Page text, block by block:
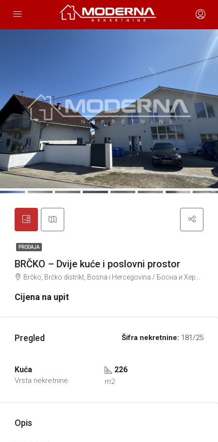
PRODAJA
BRČKO – Dvije kuće i poslovni prostor
Brčko, Brčko distrikt, Bosna i Hercegovina / Босна и Херцеговина
Cijena na upit
Pregled Šifra nekretnine: 181/25
Kuća
Vrsta nekretnine
226
m2
Opis